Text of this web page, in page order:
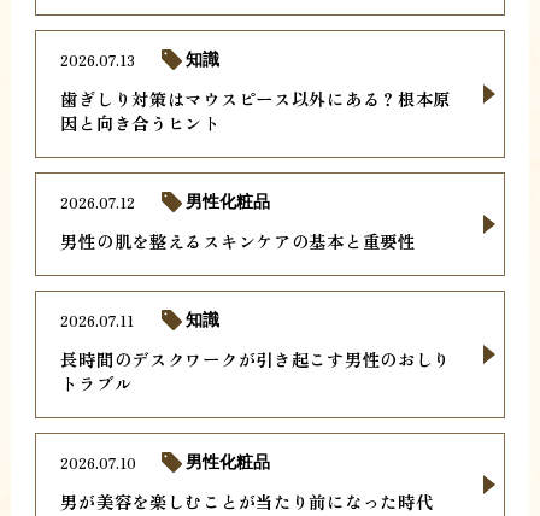
歯ぎしり対策はマウスピース以外にある？根本原
因と向き合うヒント
2026.07.13 知識
男性の肌を整えるスキンケアの基本と重要性
2026.07.12 男性化粧品
長時間のデスクワークが引き起こす男性のおしり
トラブル
2026.07.11 知識
男が美容を楽しむことが当たり前になった時代
2026.07.10 男性化粧品